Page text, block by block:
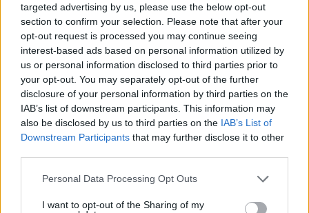
targeted advertising by us, please use the below opt-out
section to confirm your selection. Please note that after your
opt-out request is processed you may continue seeing
interest-based ads based on personal information utilized by
us or personal information disclosed to third parties prior to
your opt-out. You may separately opt-out of the further
disclosure of your personal information by third parties on the
IAB’s list of downstream participants. This information may
also be disclosed by us to third parties on the IAB’s List of
Downstream Participants that may further disclose it to other
Please note that this website/app uses one or more Google
not limited to your visit or usage behaviour. You may click to
Personal Data Processing Opt Outs
I want to opt-out of the Sharing of my
τους χρησιμοποιούσαν τα δέρματα σκύλων και
ποντικών, ενώ η τροφή τους αποτελείτο από το
κρέας αυτών των ζώων καθώς και άλλων
νεκρών πλασμάτων. Ως κρασί έπιναν γάλα
φοράδας’’.
(Τζουβάυνι στονTurnbull ‘’Cenghis Khan and
Mongol conquests’’ ,μετάφραση Αλέξης Γ. Κ.
Σαββίδης)
στη Ρωμαϊκή Ιστορία, Α’ Περίοδος (1204-1341),